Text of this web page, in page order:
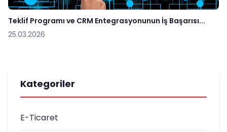
Teklif Programı ve CRM Entegrasyonunun İş Başarısı...
25.03.2026
Kategoriler
E-Ticaret